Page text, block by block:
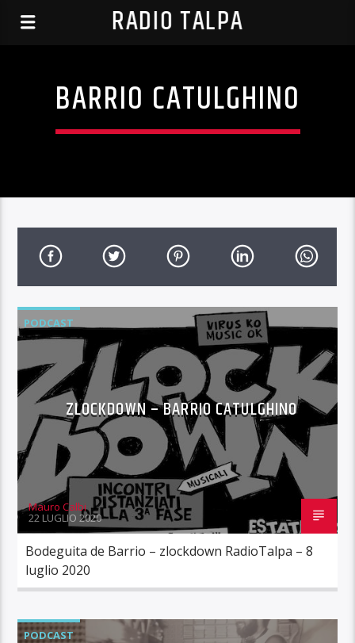
RADIO TALPA
BARRIO CATULGHINO
PODCAST
ZLOCKDOWN – BARRIO CATULGHINO
Mauro Calbi
22 LUGLIO 2020
Bodeguita de Barrio – zlockdown RadioTalpa – 8
luglio 2020
PODCAST